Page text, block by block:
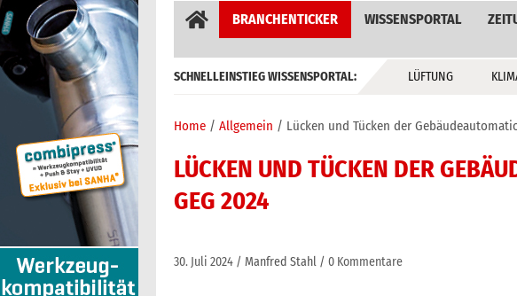
BRANCHENTICKER WISSENSPORTAL
SCHNELLEINSTIEG WISSENSPORTAL: LÜFTUNG
Home Allgemein Lücken und Tücken der
LÜCKEN UND TÜCKEN DER
GEG 2024
30. Juli 2024 Manfred Stahl 0 Kommentare